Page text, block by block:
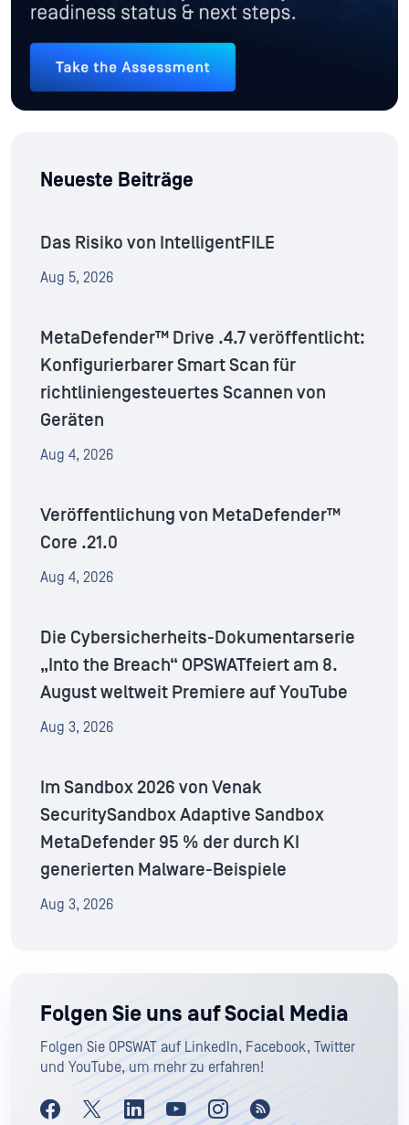
Neueste Beiträge
Das Risiko von IntelligentFILE
Aug 5, 2026
MetaDefender™ Drive .4.7 veröffentlicht:
Konfigurierbarer Smart Scan für
richtliniengesteuertes Scannen von
Geräten
Aug 4, 2026
Veröffentlichung von MetaDefender™
Core .21.0
Aug 4, 2026
Die Cybersicherheits-Dokumentarserie
„Into the Breach“ OPSWATfeiert am 8.
August weltweit Premiere auf YouTube
Aug 3, 2026
Im Sandbox 2026 von Venak
SecuritySandbox Adaptive Sandbox
MetaDefender 95 % der durch KI
generierten Malware-Beispiele
Aug 3, 2026
Folgen Sie uns auf Social Media
Folgen Sie OPSWAT auf LinkedIn, Facebook, Twitter
und YouTube, um mehr zu erfahren!